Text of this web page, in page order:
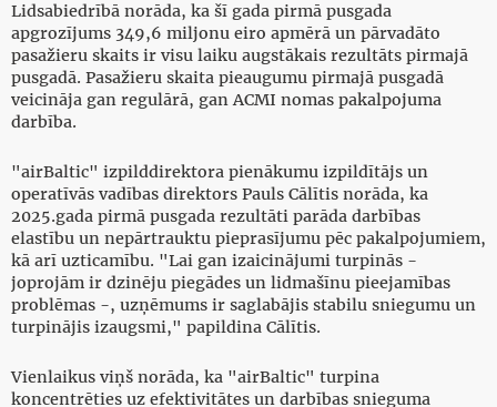
Lidsabiedrībā norāda, ka šī gada pirmā pusgada
apgrozījums 349,6 miljonu eiro apmērā un pārvadāto
pasažieru skaits ir visu laiku augstākais rezultāts pirmajā
pusgadā. Pasažieru skaita pieaugumu pirmajā pusgadā
veicināja gan regulārā, gan ACMI nomas pakalpojuma
darbība.
"airBaltic" izpilddirektora pienākumu izpildītājs un
operatīvās vadības direktors Pauls Cālītis norāda, ka
2025.gada pirmā pusgada rezultāti parāda darbības
elastību un nepārtrauktu pieprasījumu pēc pakalpojumiem,
kā arī uzticamību. "Lai gan izaicinājumi turpinās -
joprojām ir dzinēju piegādes un lidmašīnu pieejamības
problēmas -, uzņēmums ir saglabājis stabilu sniegumu un
turpinājis izaugsmi," papildina Cālītis.
Vienlaikus viņš norāda, ka "airBaltic" turpina
koncentrēties uz efektivitātes un darbības snieguma